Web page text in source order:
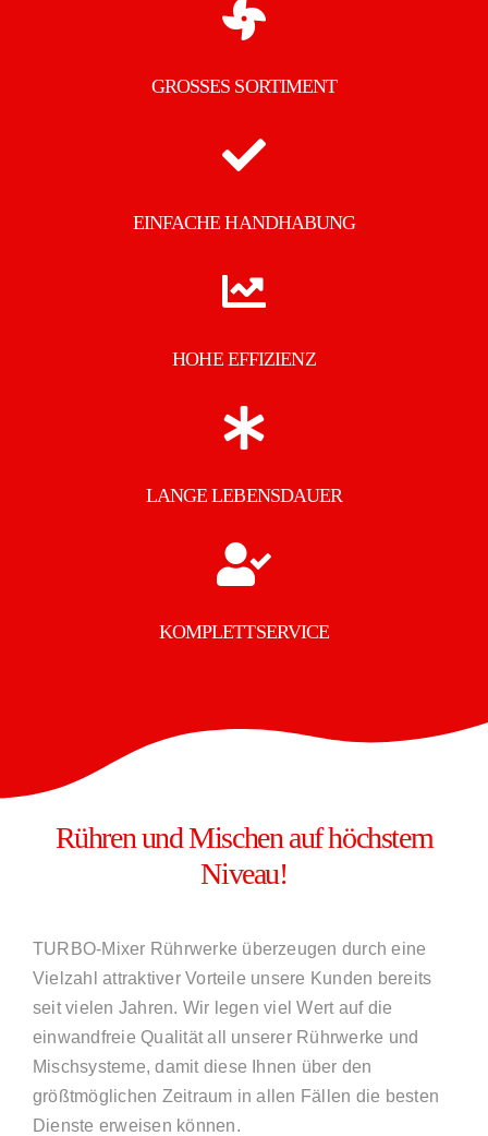
GROSSES SORTIMENT
EINFACHE HANDHABUNG
HOHE EFFIZIENZ
LANGE LEBENSDAUER
KOMPLETTSERVICE
Rühren und Mischen auf höchstem
Niveau!
TURBO-Mixer Rührwerke überzeugen durch eine
Vielzahl attraktiver Vorteile unsere Kunden bereits
seit vielen Jahren. Wir legen viel Wert auf die
einwandfreie Qualität all unserer Rührwerke und
Mischsysteme, damit diese Ihnen über den
größtmöglichen Zeitraum in allen Fällen die besten
Dienste erweisen können.